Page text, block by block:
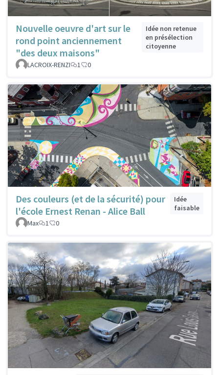
Nouvelle oeuvre d'art sur le
rond point anciennement
"des deux maisons"
Idée non retenue
en présélection
citoyenne
LACROIX-RENZI 1 0
Des couleurs (et de la sécurité) pour
l'école Ernest Renan - Alice Ball
Idée
faisable
Max
1 0